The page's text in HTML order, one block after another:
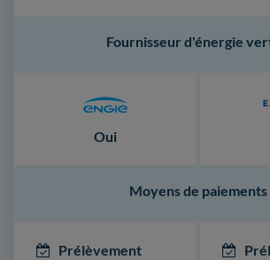
Oui
Fournisseur d'énergie
Prélèvement
Moyens de paiements